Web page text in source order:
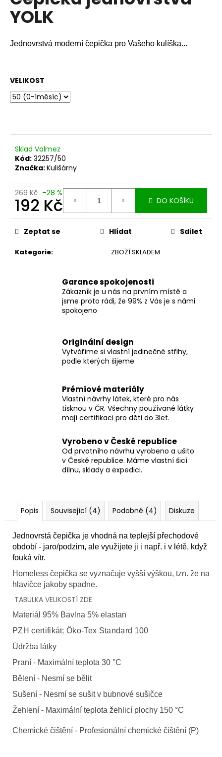
0,0
z
hvězdiček.
YOLK
Jednovrstvá moderní čepička pro Vašeho kulíška...
VELIKOST
Sklad Valmez
Kód: 32257/50
Značka:Kulišárny
269 Kč –28 %
192 Kč
Měrná
cena:
DO KOŠÍKU
Kategorie: ZBOŽÍ SKLADEM
Zeptat se Hlídat Sdílet
Garance spokojenosti
Zákazník je u nás na prvním místě a
jsme proto rádi, že 99% z Vás je s námi
spokojeno
Originální design
Vytváříme si vlastní jedinečné střihy,
podle kterých šijeme
Prémiové materiály
Vlastní návrhy látek, které pro nás
tisknou v ČR. Všechny používané látky
mají certifikaci pro děti do 3let.
Vyrobeno v České republice
Od prvotního návrhu vyrobeno a ušito
v České republice. Máme vlastní šicí
dílnu, sklady a expedici.
Popis Související (4) Podobné (4) Diskuze
Jednovrstá čepička je vhodná na teplejší přechodové
období - jaro/podzim, ale využijete ji i např. i v létě, když
fouká vítr.
Homeless čepička se vyznačuje vyšší výškou, tzn. že na
hlavičce jakoby spadne.
TABULKA VELIKOSTÍ ZDE
Materiál 95% Bavlna 5% elastan
PZH certifikát; Öko-Tex Standard 100
Údržba látky
Praní - Maximální teplota 30 °C
Bělení - Nesmí se bělit
Sušení - Nesmí se sušit v bubnové sušičce
Žehlení - Maximální teplota žehlicí plochy 150 °C
Chemické čištění - Profesionální chemické čištění (P)
a
í
t
D
o
p
o
u
e